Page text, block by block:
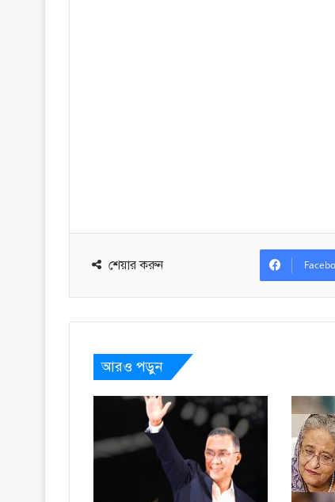
শেয়ার করুন
আরও পড়ুন